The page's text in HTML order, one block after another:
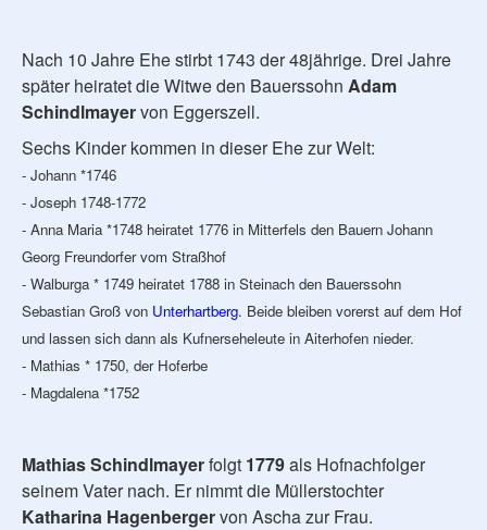
Nach 10 Jahre Ehe stirbt 1743 der 48jährige. Drei Jahre
später heiratet die Witwe den Bauerssohn Adam
Schindlmayervon Eggerszell.
Sechs Kinder kommen in dieser Ehe zur Welt:
- Johann *1746
- Joseph 1748-1772
- Anna Maria *1748 heiratet 1776 in Mitterfels den Bauern Johann
Georg Freundorfer vom Straßhof
- Walburga * 1749 heiratet 1788 in Steinach den Bauerssohn
Sebastian Groß von Unterhartberg. Beide bleiben vorerst auf dem Hof
und lassen sich dann als Kufnerseheleute in Aiterhofen nieder.
- Mathias * 1750, der Hoferbe
- Magdalena *1752
Mathias Schindlmayerfolgt 1779als Hofnachfolger
seinem Vater nach. Er nimmt die Müllerstochter
Katharina Hagenbergervon Ascha zur Frau.